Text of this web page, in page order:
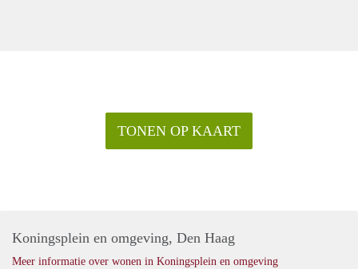
TONEN OP KAART
Koningsplein en omgeving, Den Haag
Meer informatie over wonen in Koningsplein en omgeving